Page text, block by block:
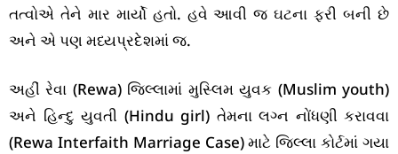
તત્વોએ તેને માર માર્યો હતો. હવે આવી જ ઘટના ફરી બની છે
અને એ પણ મધ્યપ્રદેશમાં જ.
અહીં રેવા (Rewa) જિલ્લામાં મુસ્લિમ યુવક (Muslim youth)
અને હિન્દુ યુવતી (Hindu girl) તેમના લગ્ન નોંધણી કરાવવા
(Rewa Interfaith Marriage Case) માટે જિલ્લા કોર્ટમાં ગયા